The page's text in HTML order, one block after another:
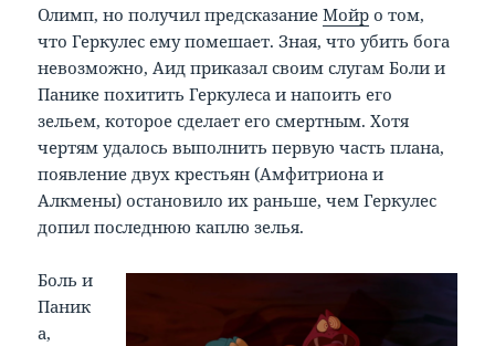
Олимп, но получил предсказаниеМойр о том,
что Геркулес ему помешает. Зная, что убить бога
невозможно, Аид приказал своим слугам Боли и
Панике похитить Геркулеса и напоить его
зельем, которое сделает его смертным. Хотя
чертям удалось выполнить первую часть плана,
появление двух крестьян (Амфитриона и
Алкмены) остановило их раньше, чем Геркулес
допил последнюю каплю зелья.
Боль и
Паник
а,